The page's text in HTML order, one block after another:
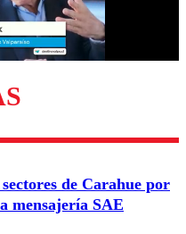
Enviar comentario
de Carahue por
mensajería SAE